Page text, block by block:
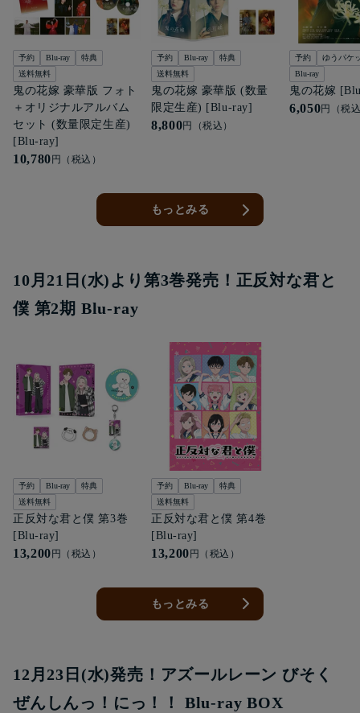
予約 Blu-ray
特典
送料無料
鬼の花嫁 豪華版 フォト
＋オリジナルアルバム
セット (数量限定生産)
[Blu-ray]
10,780 円（税込）
予約 Blu-ray
特典
送料無料
鬼の花嫁 豪華版 (数量
限定生産) [Blu-ray]
8,800円（税込）
予約
ゆうパケ
Blu-ray
鬼の花嫁
6,050円（税
もっとみる
10月21日(水)より第3巻発売！正反対な君と
僕 第2期 Blu-ray
予約 Blu-ray
特典
送料無料
正反対な君と僕 第3巻
[Blu-ray]
13,200円（税込）
予約 Blu-ray
特典
送料無料
正反対な君と僕 第4巻
[Blu-ray]
13,200円（税込）
もっとみる
12月23日(水)発売！アズールレーン びそく
ぜんしんっ！にっ！！ Blu-ray BOX